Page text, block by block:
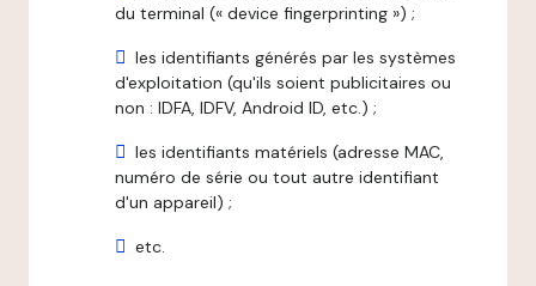
du terminal (« device fingerprinting ») ;
les identifiants générés par les systèmes
d'exploitation (qu'ils soient publicitaires ou
non : IDFA, IDFV, Android ID, etc.) ;
les identifiants matériels (adresse MAC,
numéro de série ou tout autre identifiant
d'un appareil) ;
etc.